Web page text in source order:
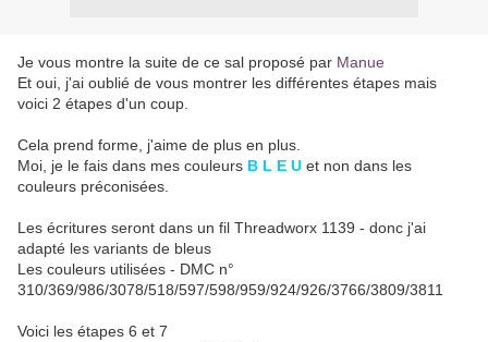
Je vous montre la suite de ce sal proposé par Manue
Et oui, j'ai oublié de vous montrer les différentes étapes mais
voici 2 étapes d'un coup.
Cela prend forme, j'aime de plus en plus.
Moi, je le fais dans mes couleurs B L E U et non dans les
couleurs préconisées.
Les écritures seront dans un fil Threadworx 1139 - donc j'ai
adapté les variants de bleus
Les couleurs utilisées - DMC n°
310/369/986/3078/518/597/598/959/924/926/3766/3809/3811
Voici les étapes 6 et 7